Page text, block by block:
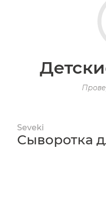
Seveki
Сыворотка